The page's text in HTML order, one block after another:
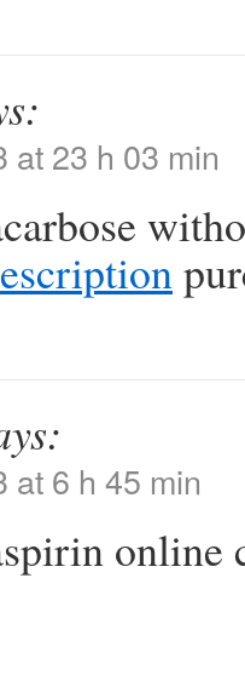
at 23 h 03 min
at 6 h 45 min
online